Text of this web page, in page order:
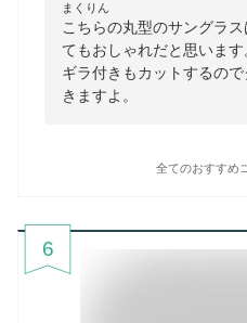
まくりん
こちらの丸型のサングラ
てもおしゃれだと思いま
ギラ付きもカットするの
きますよ。
全てのおすすめ
6